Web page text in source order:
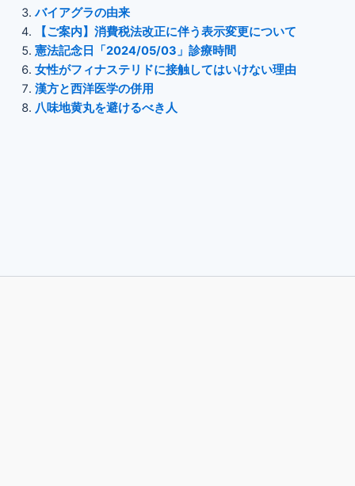
バイアグラの由来
【ご案内】消費税法改正に伴う表示変更について
憲法記念日「2024/05/03」診療時間
女性がフィナステリドに接触してはいけない理由
漢方と西洋医学の併用
八味地黄丸を避けるべき人